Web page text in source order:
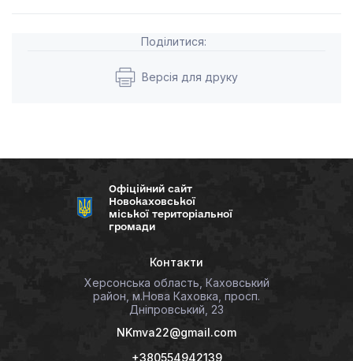
Поділитися:
Версія для друку
Офіційний сайт
Новокаховської
міської територіальної
громади
Контакти
Херсонська область, Каховський
район, м.Нова Каховка, просп.
Дніпровський, 23
NKmva22@gmail.com
+380554942139